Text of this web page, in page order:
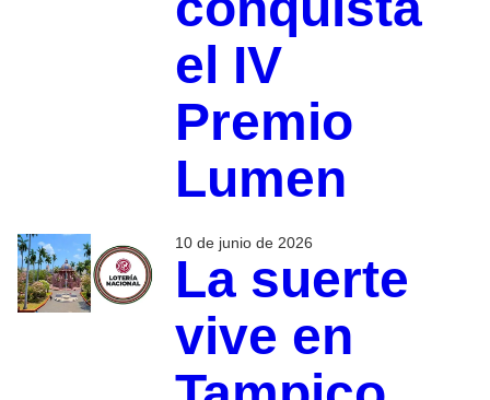
el IV
Premio
Lumen
10 de junio de 2026
La suerte
vive en